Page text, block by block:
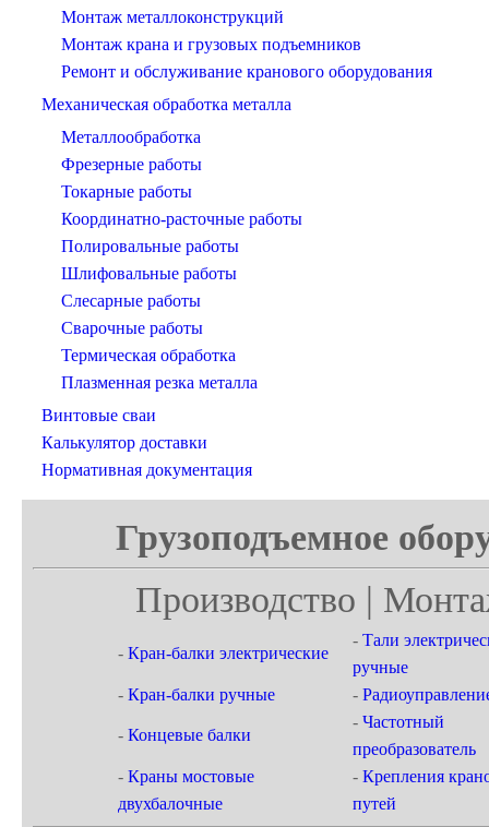
Монтаж металлоконструкций
Монтаж крана и грузовых подъемников
Ремонт и обслуживание кранового оборудования
Механическая обработка металла
Металлообработка
Фрезерные работы
Токарные работы
Координатно-расточные работы
Полировальные работы
Шлифовальные работы
Слесарные работы
Сварочные работы
Термическая обработка
Плазменная резка металла
Винтовые сваи
Калькулятор доставки
Нормативная документация
Грузоподъемное
Производство |
- Кран-балки электрические
- Тали
ручные
- Кран-балки ручные -
- Концевые балки
- Частотный
преобразователь
- Краны мостовые
двухбалочные
- Крепления
путей